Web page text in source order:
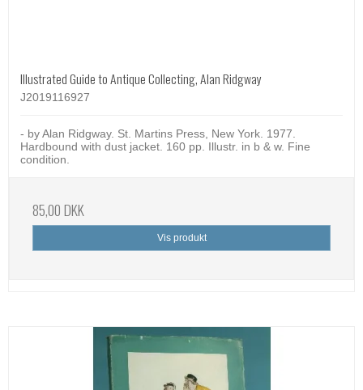
Illustrated Guide to Antique Collecting, Alan Ridgway
J2019116927
- by Alan Ridgway. St. Martins Press, New York. 1977.
Hardbound with dust jacket. 160 pp. Illustr. in b & w. Fine
condition.
85,00 DKK
Vis produkt